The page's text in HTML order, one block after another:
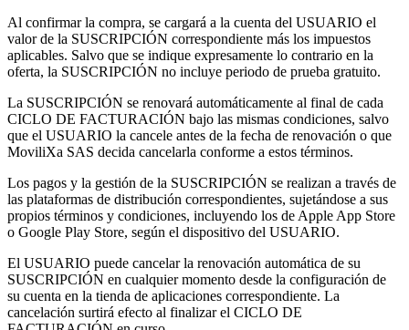
Al confirmar la compra, se cargará a la cuenta del USUARIO el
valor de la SUSCRIPCIÓN correspondiente más los impuestos
aplicables. Salvo que se indique expresamente lo contrario en la
oferta, la SUSCRIPCIÓN no incluye periodo de prueba gratuito.
La SUSCRIPCIÓN se renovará automáticamente al final de cada
CICLO DE FACTURACIÓN bajo las mismas condiciones, salvo
que el USUARIO la cancele antes de la fecha de renovación o que
MoviliXa SAS decida cancelarla conforme a estos términos.
Los pagos y la gestión de la SUSCRIPCIÓN se realizan a través de
las plataformas de distribución correspondientes, sujetándose a sus
propios términos y condiciones, incluyendo los de Apple App Store
o Google Play Store, según el dispositivo del USUARIO.
El USUARIO puede cancelar la renovación automática de su
SUSCRIPCIÓN en cualquier momento desde la configuración de
su cuenta en la tienda de aplicaciones correspondiente. La
cancelación surtirá efecto al finalizar el CICLO DE